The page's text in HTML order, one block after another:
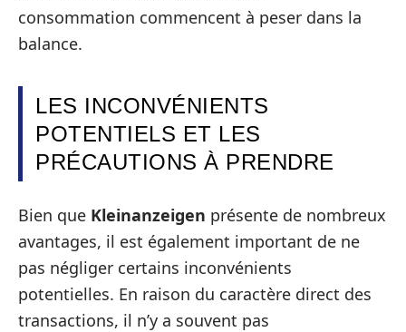
consommation commencent à peser dans la
balance.
LES INCONVÉNIENTS
POTENTIELS ET LES
PRÉCAUTIONS À PRENDRE
Bien que Kleinanzeigen présente de nombreux
avantages, il est également important de ne
pas négliger certains inconvénients
potentielles. En raison du caractère direct des
transactions, il n’y a souvent pas